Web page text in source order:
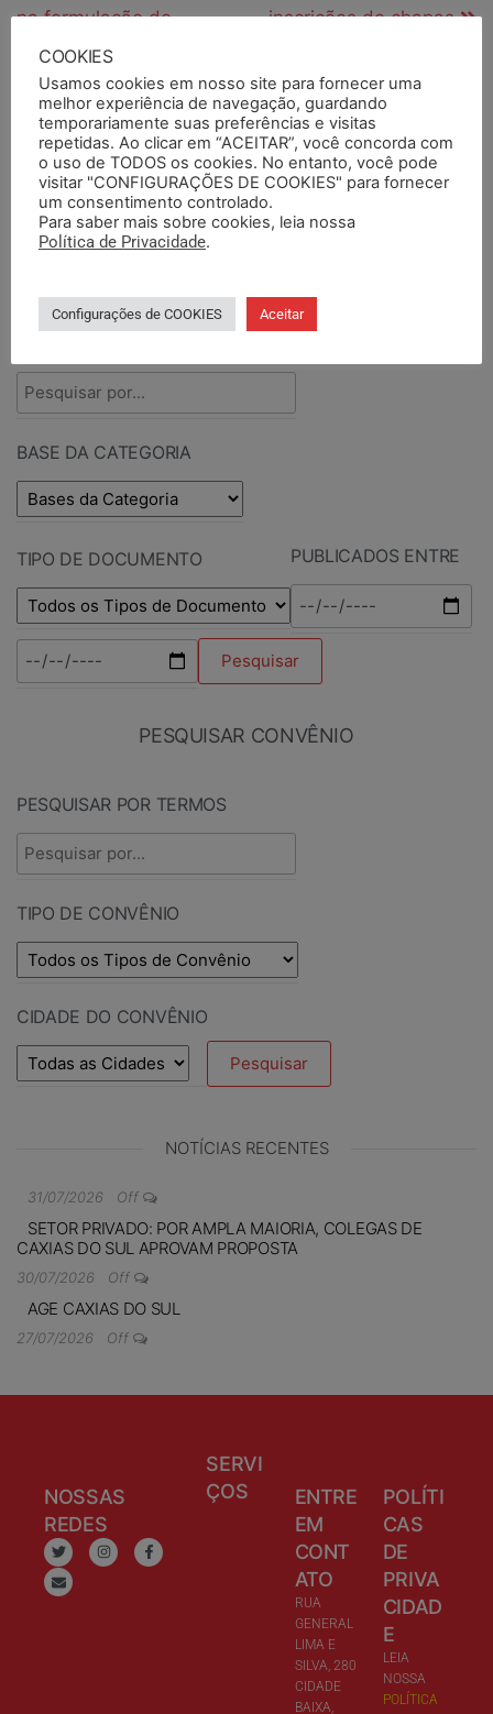
na formulação do
Processo seletivo interno
da EMATER/RS ASCAR
inscrições de chapas
PESQUISAR
BASE DA CATEGORIA
TIPO DE DOCUMENTO PUBLICADOS ENTRE
PESQUISAR CONVÊNIO
PESQUISAR POR TERMOS
TIPO DE CONVÊNIO
CIDADE DO CONVÊNIO
NOTÍCIAS RECENTES
31/07/2026 Off
SETOR PRIVADO: POR AMPLA MAIORIA, COLEGAS DE
CAXIAS DO SUL APROVAM PROPOSTA
30/07/2026 Off
AGE CAXIAS DO SUL
27/07/2026 Off
NOSSAS
REDES
SERVI
ÇOS
ENTRE
EM
CONT
ATO
RUA
GENERAL
LIMA E
SILVA, 280
CIDADE
BAIXA,
POLÍTI
CAS
DE
PRIVA
CIDAD
E
LEIA
NOSSA
POLÍTICA
COOKIES
Usamos cookies em nosso site para fornecer uma
melhor experiência de navegação, guardando
temporariamente suas preferências e visitas
repetidas. Ao clicar em “ACEITAR”, você concorda com
o uso de TODOS os cookies. No entanto, você pode
visitar "CONFIGURAÇÕES DE COOKIES" para fornecer
um consentimento controlado.
Para saber mais sobre cookies, leia nossa
Política de Privacidade.
Configurações de COOKIES Aceitar